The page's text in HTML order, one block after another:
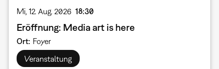
Mi, 12. Aug. 2026 18:30
Eröffnung: Media art is here
Ort Foyer
Veranstaltung